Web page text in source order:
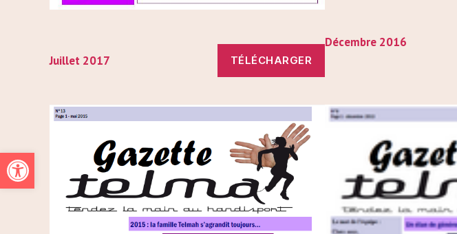
Ouvrir la barre d’outils
Juillet 2017 TÉLÉCHARGER
Décembre 2016